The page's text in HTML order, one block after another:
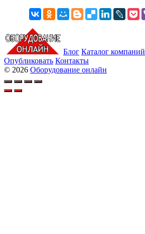
Блог Каталог компаний
Опубликовать Контакты
© 2026 Оборудование онлайн